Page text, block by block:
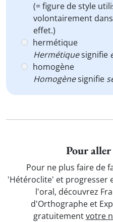
(= figure de style
volontairement
effet.)
hermétique
Hermétiquesignifie
homogène
Homogènesignifie
Pour
Pour ne plus faire de
'Hétéroclite' et progresser
l'oral, découvrez
d'Orthographe et
gratuitementvotre